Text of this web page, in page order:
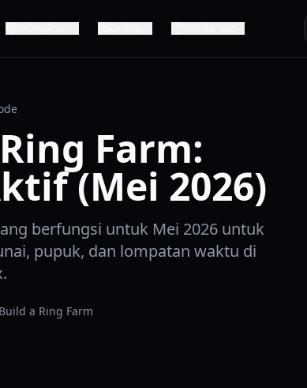
Farm:
(Mei 2026)
berfungsi untuk Mei 2026 untuk
pupuk, dan lompatan waktu di
a Ring Farm